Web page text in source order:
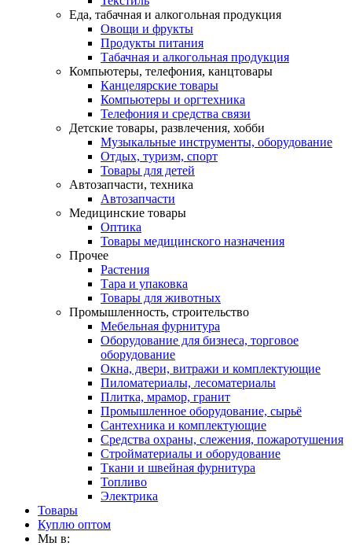
Еда, табачная и алкогольная продукция
Овощи и фрукты
Продукты питания
Табачная и алкогольная продукция
Компьютеры, телефония, канцтовары
Канцелярские товары
Компьютеры и оргтехника
Телефония и средства связи
Детские товары, развлечения, хобби
Музыкальные инструменты, оборудование
Отдых, туризм, спорт
Товары для детей
Автозапчасти, техника
Автозапчасти
Медицинские товары
Оптика
Товары медицинского назначения
Прочее
Растения
Тара и упаковка
Товары для животных
Промышленность, строительство
Мебельная фурнитура
Оборудование для бизнеса, торговое
оборудование
Окна, двери, витражи и комплектующие
Пиломатериалы, лесоматериалы
Плитка, мрамор, гранит
Промышленное оборудование, сырьё
Сантехника и комплектующие
Средства охраны, слежения, пожаротушения
Стройматериалы и оборудование
Ткани и швейная фурнитура
Топливо
Электрика
Товары
Куплю оптом
Мы в: